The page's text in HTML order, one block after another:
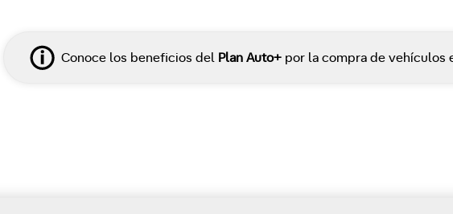
Conoce los beneficios del Plan Auto+ por la compra de vehículos